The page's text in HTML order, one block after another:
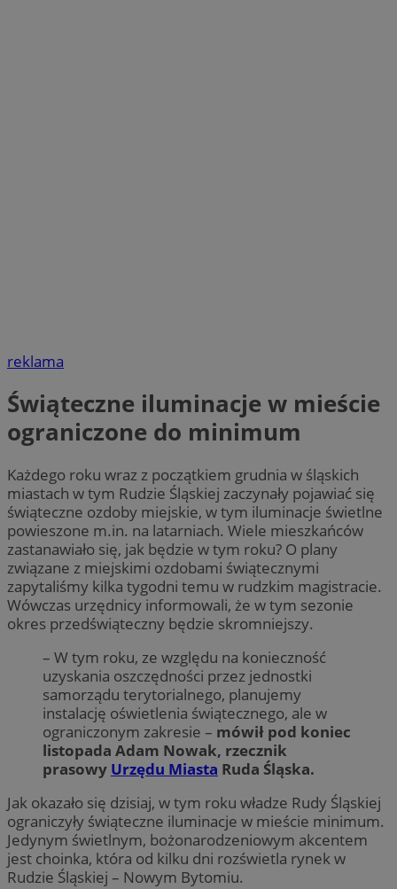
reklama
Świąteczne iluminacje w mieście
ograniczone do minimum
Każdego roku wraz z początkiem grudnia w śląskich
miastach w tym Rudzie Śląskiej zaczynały pojawiać się
świąteczne ozdoby miejskie, w tym iluminacje świetlne
powieszone m.in. na latarniach. Wiele mieszkańców
zastanawiało się, jak będzie w tym roku? O plany
związane z miejskimi ozdobami świątecznymi
zapytaliśmy kilka tygodni temu w rudzkim magistracie.
Wówczas urzędnicy informowali, że w tym sezonie
okres przedświąteczny będzie skromniejszy.
– W tym roku, ze względu na konieczność
uzyskania oszczędności przez jednostki
samorządu terytorialnego, planujemy
instalację oświetlenia świątecznego, ale w
ograniczonym zakresie – mówił pod koniec
listopada Adam Nowak, rzecznik
prasowy Urzędu Miasta Ruda Śląska.
Jak okazało się dzisiaj, w tym roku władze Rudy Śląskiej
ograniczyły świąteczne iluminacje w mieście minimum.
Jedynym świetlnym, bożonarodzeniowym akcentem
jest choinka, która od kilku dni rozświetla rynek w
Rudzie Śląskiej – Nowym Bytomiu.